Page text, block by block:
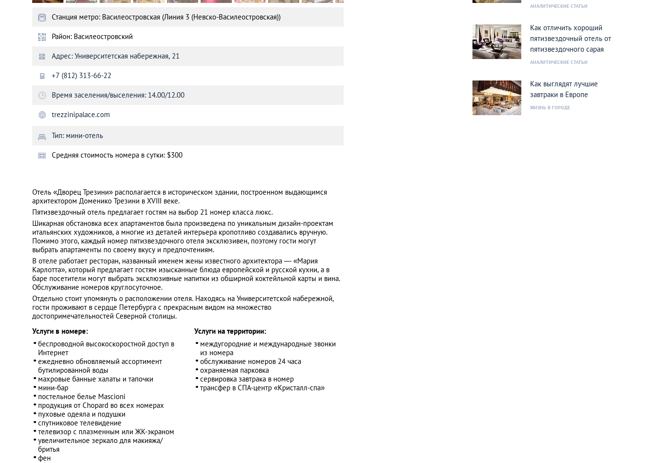
Пхукет
Станция метро: Василеостровская (Линия 3 (Невско-Василеостровская))
Район: Василеостровский
Адрес: Университетская набережная, 21
+7 (812) 313-66-22
Время заселения/выселения: 14.00/12.00
trezzinipalace.com
Тип: мини-отель
Cредняя стоимость номера в сутки: $300
Отель «Дворец Трезини» располагается в историческом здании, построенном выдающимся
архитектором Доменико Трезини в XVIII веке.
Пятизвездочный отель предлагает гостям на выбор 21 номер класса люкс.
Шикарная обстановка всех апартаментов была произведена по уникальным дизайн-проектам
итальянских художников, а многие из деталей интерьера кропотливо создавались вручную.
Помимо этого, каждый номер пятизвездочного отеля эксклюзивен, поэтому гости могут
выбрать апартаменты по своему вкусу и предпочтениям.
В отеле работает ресторан, названный именем жены известного архитектора — «Мария
Карлотта», который предлагает гостям изысканные блюда европейской и русской кухни, а в
баре посетители могут выбрать эксклюзивные напитки из обширной коктейльной карты и вина.
Обслуживание номеров круглосуточное.
Отдельно стоит упомянуть о расположении отеля. Находясь на Университетской набережной,
гости проживают в сердце Петербурга с прекрасным видом на множество
достопримечательностей Северной столицы.
Услуги в номере:
беспроводной высокоскоростной доступ в
Интернет
ежедневно обновляемый ассортимент
бутилированной воды
махровые банные халаты и тапочки
мини-бар
постельное белье Mascioni
продукция от Chopard во всех номерах
пуховые одеяла и подушки
спутниковое телевидение
телевизор с плазменным или ЖК-экраном
увеличительное зеркало для макияжа/
бритья
фен
Услуги на территории:
междугородние и международные звонки
из номера
обслуживание номеров 24 часа
охраняемая парковка
сервировка завтрака в номер
трансфер в СПА-центр «Кристалл-спа»
АНАЛИТИЧЕСКИЕ СТАТЬИ
Как отличить хороший
пятизвездочный отель от
пятизвездочного сарая
АНАЛИТИЧЕСКИЕ СТАТЬИ
Как выглядят лучшие
завтраки в Европе
ЖИЗНЬ В ГОРОДЕ